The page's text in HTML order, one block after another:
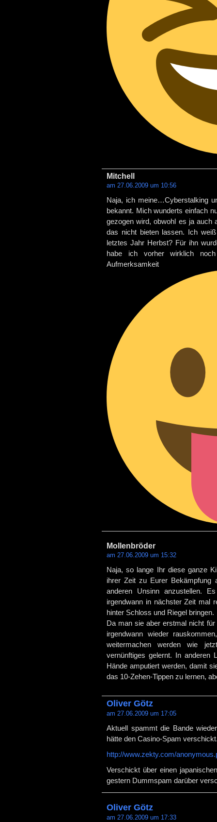
Mitchell
am 27.06.2009 um 10:56
Naja, ich meine…Cyberstalking
bekannt. Mich wunderts einfach
gezogen wird, obwohl es ja auch
das nicht bieten lassen. Ich
letztes Jahr Herbst? Für ihn
habe ich vorher wirklich
Mollenbröder
am 27.06.2009 um 15:32
Naja, so lange Ihr diese ganze
ihrer Zeit zu Eurer Bekämpfung
anderen Unsinn anzustellen.
irgendwann in nächster Zeit mal
hinter Schloss und Riegel bringen.
Da man sie aber erstmal nicht
irgendwann wieder
weitermachen werden wie
vernünftiges gelernt. In anderen
Hände amputiert werden, damit
das 10-Zehen-Tippen zu lernen,
Oliver Götz
am 27.06.2009 um 17:05
Aktuell spammt die Bande
hätte den Casino-Spam
http://www.zekty.com/
Verschickt über einen
gestern Dummspam darüber
Oliver Götz
am 27.06.2009 um 17:33